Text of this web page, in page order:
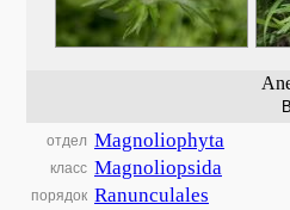
отдел Magnoliophyta
класс Magnoliopsida
порядок Ranunculales